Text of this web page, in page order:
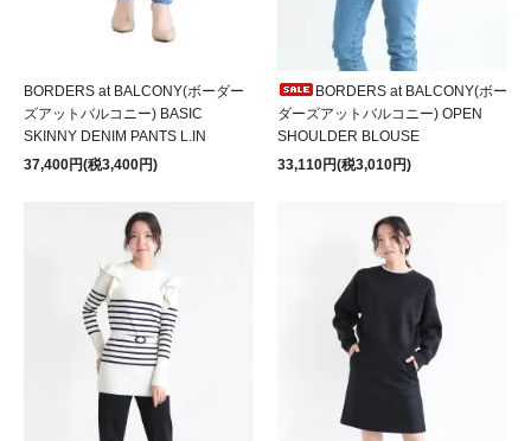
BORDERS at BALCONY(ボーダー
ズアットバルコニー) BASIC
SKINNY DENIM PANTS L.IN
37,400円(税3,400円)
BORDERS at BALCONY(ボー
ダーズアットバルコニー) OPEN
SHOULDER BLOUSE
33,110円(税3,010円)